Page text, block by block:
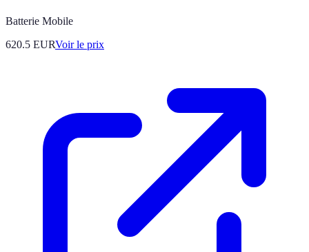
Batterie Mobile
620.5 EURVoir le prix